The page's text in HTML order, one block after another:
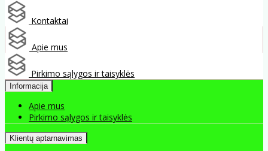
Kontaktai
Apie mus
Pirkimo sąlygos ir taisyklės
Informacija
Apie mus
Pirkimo sąlygos ir taisyklės
Klientų aptarnavimas